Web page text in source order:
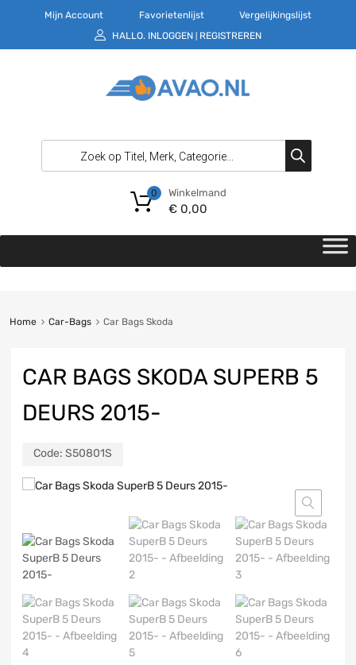
Mijn Account Favorietenlijst
Vergelijkingslijst
HALLO. INLOGGEN REGISTREREN
Winkelmand
€0,00
0
Home Car-Bags Car Bags Skoda
CAR BAGS SKODA SUPERB 5
DEURS 2015-
Code: S50801S